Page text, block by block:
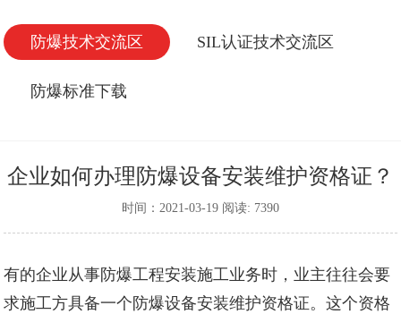
防爆技术交流区 SIL认证技术交流区
防爆标准下载
企业如何办理防爆设备安装维护资格证？
时间：2021-03-19 阅读: 7390
有的企业从事防爆工程安装施工业务时，业主往往会要
求施工方具备一个防爆设备安装维护资格证。这个资格